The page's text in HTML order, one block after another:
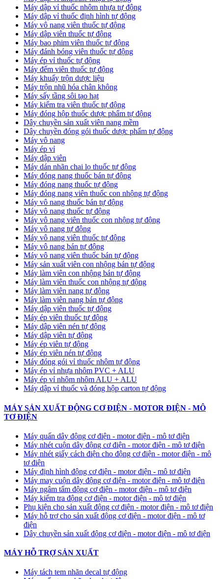
Máy dập vỉ thuốc nhôm nhựa tự động
Máy dập vỉ thuốc định hình tự động
Máy vô nang viên thuốc tự động
Máy dập viên thuốc tự động
Máy bao phim viên thuốc tự động
Máy đánh bóng viên thuốc tự động
Máy ép vỉ thuốc tự động
Máy đếm viên thuốc tự động
Máy khuấy trộn dược liệu
Máy trộn nhũ hóa chân không
Máy sấy tầng sôi tạo hạt
Máy kiểm tra viên thuốc tự động
Máy đóng hộp thuốc dược phẩm tự động
Dây chuyền sản xuất viên nang mềm
Dây chuyền đóng gói thuốc dược phẩm tự động
Máy vô nang
Máy ép vỉ
Máy dập viên
Máy dán nhãn chai lọ thuốc tự động
Máy đóng nang thuốc bán tự động
Máy đóng nang thuốc tự động
Máy đóng nang viên thuốc con nhộng tự động
Máy vô nang thuốc bán tự động
Máy vô nang thuốc tự động
Máy vô nang viên thuốc con nhộng tự động
Máy vô nang tự động
Máy vô nang viên thuốc tự động
Máy vô nang bán tự động
Máy vô nang viên thuốc bán tự động
Máy sản xuất viên con nhộng bán tự động
Máy làm viên con nhộng bán tự động
Máy làm viên thuốc con nhộng tự động
Máy làm viên nang tự động
Máy làm viên nang bán tự động
Máy dập viên thuốc tự động
​Máy ép viên thuốc tự động
​Máy dập viên nén tự động
​Máy dập viên tự động
Máy ép viên tự động
​Máy ép viên nén tự động
Máy đóng gói vỉ thuốc nhôm tự động
​Máy ép vỉ nhựa nhôm PVC + ALU
​Máy ép vỉ nhôm nhôm ALU + ALU
Máy dập vỉ thuốc và đóng hộp carton tự động
MÁY SẢN XUẤT ĐỘNG CƠ ĐIỆN - MOTOR ĐIỆN - MÔ
TƠ ĐIỆN
Máy quấn dây động cơ điện - motor điện - mô tơ điện
Máy nhét cuộn dây động cơ điện - motor điện - mô tơ điện
Máy nhét giấy cách điện cho động cơ điện - motor điện - mô
tơ điện
Máy định hình động cơ điện - motor điện - mô tơ điện
Máy may cuộn dây động cơ điện - motor điện - mô tơ điện
Máy ngâm tẩm động cơ điện - motor điện - mô tơ điện
Máy kiểm tra động cơ điện - motor điện - mô tơ điện
Phụ kiện cho sản xuất động cơ điện - motor điện - mô tơ điện
Máy hỗ trợ cho sản xuất động cơ điện - motor điện - mô tơ
điện
Dây chuyền sản xuất động cơ điện - motor điện - mô tơ điện
MÁY HỖ TRỢ SẢN XUẤT
Máy tách tem nhãn decal tự động